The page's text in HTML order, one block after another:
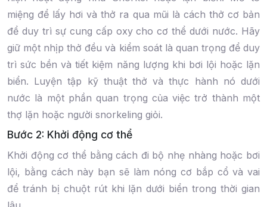
miệng để lấy hơi và thở ra qua mũi là cách thở cơ bản
để duy trì sự cung cấp oxy cho cơ thể dưới nước. Hãy
giữ một nhịp thở đều và kiểm soát là quan trọng để duy
trì sức bền và tiết kiệm năng lượng khi bơi lội hoặc lặn
biển. Luyện tập kỹ thuật thở và thực hành nó dưới
nước là một phần quan trọng của việc trở thành một
thợ lặn hoặc người snorkeling giỏi.
Bước 2: Khởi động cơ thể
Khởi động cơ thể bằng cách đi bộ nhẹ nhàng hoặc bơi
lội, bằng cách này bạn sẽ làm nóng cơ bắp cổ và vai
để tránh bị chuột rút khi lặn dưới biển trong thời gian